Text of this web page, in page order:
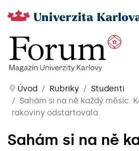
Úvod Rubriky
Studenti
Sahám si na ně každý měsíc.
rakoviny odstartovala
Sahám si na ně